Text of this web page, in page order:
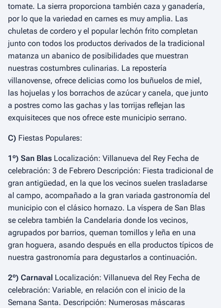
tomate. La sierra proporciona también caza y ganadería,
por lo que la variedad en carnes es muy amplia. Las
chuletas de cordero y el popular lechón frito completan
junto con todos los productos derivados de la tradicional
matanza un abanico de posibilidades que muestran
nuestras costumbres culinarias. La repostería
villanovense, ofrece delicias como los buñuelos de miel,
las hojuelas y los borrachos de azúcar y canela, que junto
a postres como las gachas y las torrijas reflejan las
exquisiteces que nos ofrece este municipio serrano.
C) Fiestas Populares:
1º) San Blas Localización: Villanueva del Rey Fecha de
celebración: 3 de Febrero Descripción: Fiesta tradicional de
gran antigüedad, en la que los vecinos suelen trasladarse
al campo, acompañado a la gran variada gastronomía del
municipio con el clásico hornazo. La víspera de San Blas
se celebra también la Candelaria donde los vecinos,
agrupados por barrios, queman tomillos y leña en una
gran hoguera, asando después en ella productos típicos de
nuestra gastronomía para degustarlos a continuación.
2º) Carnaval Localización: Villanueva del Rey Fecha de
celebración: Variable, en relación con el inicio de la
Semana Santa. Descripción: Numerosas máscaras